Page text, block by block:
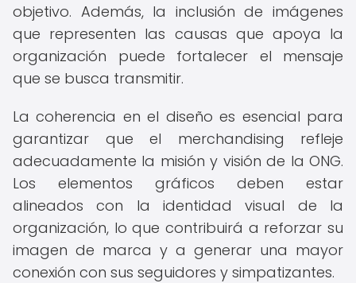
objetivo. Además, la inclusión de imágenes
que representen las causas que apoya la
organización puede fortalecer el mensaje
que se busca transmitir.
La coherencia en el diseño es esencial para
garantizar que el merchandising refleje
adecuadamente la misión y visión de la ONG.
Los elementos gráficos deben estar
alineados con la identidad visual de la
organización, lo que contribuirá a reforzar su
imagen de marca y a generar una mayor
conexión con sus seguidores y simpatizantes.